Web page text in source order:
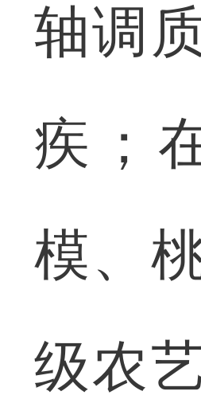
轴调
疾；
模、
级农